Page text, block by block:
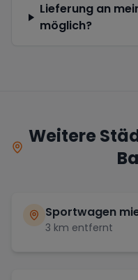
Lieferung an
möglich?
Weitere
Sportwagen
3 km entfernt